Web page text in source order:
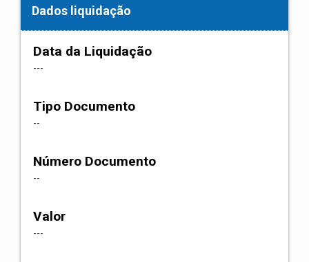
Dados liquidação
Data da Liquidação
---
Tipo Documento
--
Número Documento
--
Valor
---